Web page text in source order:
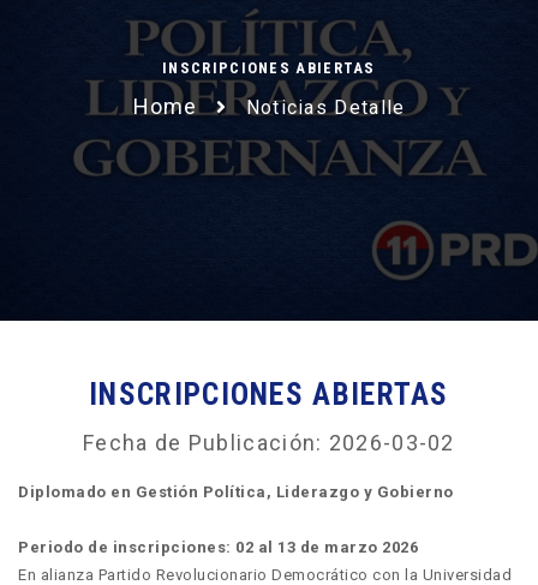
INSCRIPCIONES ABIERTAS
Home Noticias Detalle
INSCRIPCIONES ABIERTAS
Fecha de Publicación: 2026-03-02
Diplomado en Gestión Política, Liderazgo y Gobierno
Periodo de inscripciones: 02 al 13 de marzo 2026
En alianza Partido Revolucionario Democrático con la Universidad